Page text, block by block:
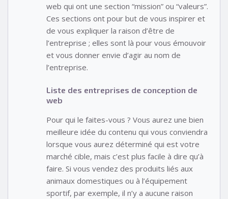
web qui ont une section “mission” ou “valeurs”.
Ces sections ont pour but de vous inspirer et
de vous expliquer la raison d’être de
l’entreprise ; elles sont là pour vous émouvoir
et vous donner envie d’agir au nom de
l’entreprise.
Liste des entreprises de conception de
web
Pour qui le faites-vous ? Vous aurez une bien
meilleure idée du contenu qui vous conviendra
lorsque vous aurez déterminé qui est votre
marché cible, mais c’est plus facile à dire qu’à
faire. Si vous vendez des produits liés aux
animaux domestiques ou à l’équipement
sportif, par exemple, il n’y a aucune raison